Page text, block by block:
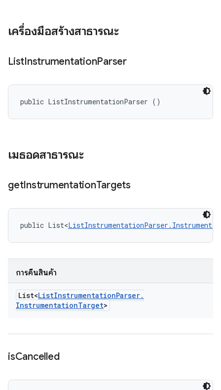
เครื่องมือสร้างสาธารณะ
ListInstrumentationParser
public ListInstrumentationParser ()
เมธอดสาธารณะ
getInstrumentationTargets
public List<
การคืนสินค้า
List<ListInstrumentationParser.
InstrumentationTarget>
isCancelled